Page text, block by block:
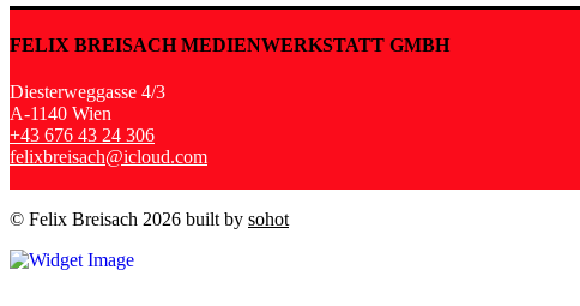
Beiträge
FELIX BREISACH MEDIENWERKSTATT GMBH
Diesterweggasse 4/3
A-1140 Wien
+43 676 43 24 306
felixbreisach@icloud.com
© Felix Breisach 2026 built by sohot